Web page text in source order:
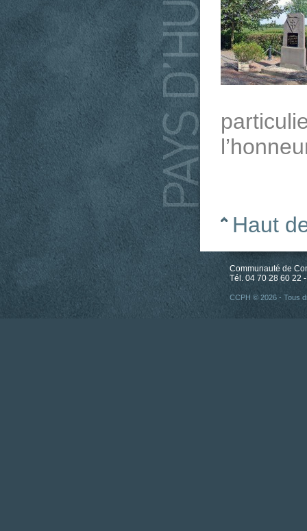
Haut
Communauté de
Tél. 04 70 28 60 22
CCPH © 2026 - Tous